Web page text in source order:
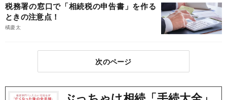
税務署の窓口で「相続税の申告書」を作る
ときの注意点！
橘慶太
次のページ